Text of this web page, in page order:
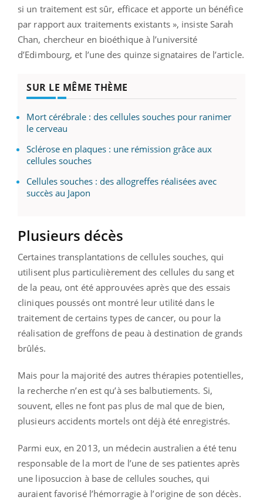
si un traitement est sûr, efficace et apporte un bénéfice
par rapport aux traitements existants », insiste Sarah
Chan, chercheur en bioéthique à l’université
d’Edimbourg, et l’une des quinze signataires de l’article.
SUR LE MÊME THÈME
Mort cérébrale : des cellules souches pour ranimer
le cerveau
Sclérose en plaques : une rémission grâce aux
cellules souches
Cellules souches : des allogreffes réalisées avec
succès au Japon
Plusieurs décès
Certaines transplantations de cellules souches, qui
utilisent plus particulièrement des cellules du sang et
de la peau, ont été approuvées après que des essais
cliniques poussés ont montré leur utilité dans le
traitement de certains types de cancer, ou pour la
réalisation de greffons de peau à destination de grands
brûlés.
Mais pour la majorité des autres thérapies potentielles,
la recherche n’en est qu’à ses balbutiements. Si,
souvent, elles ne font pas plus de mal que de bien,
plusieurs accidents mortels ont déjà été enregistrés.
Parmi eux, en 2013, un médecin australien a été tenu
responsable de la mort de l’une de ses patientes après
une liposuccion à base de cellules souches, qui
auraient favorisé l’hémorragie à l’origine de son décès.